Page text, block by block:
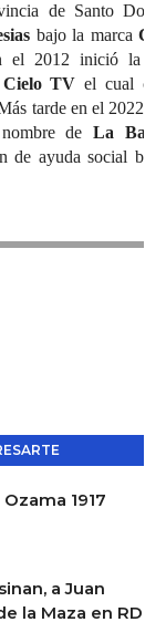
de Santo
bajo la marca
el 2012 inició la
Cielo TV el cual
tarde en el 2022
de La
de ayuda social
1917
a Juan
la Maza en RD